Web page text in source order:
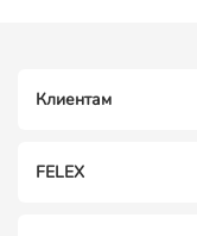
Клиентам
FELEX